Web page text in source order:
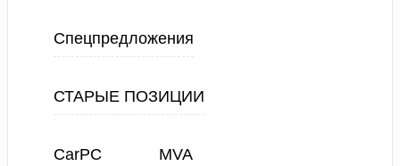
Спецпредложения
СТАРЫЕ ПОЗИЦИИ
CarPC MVA